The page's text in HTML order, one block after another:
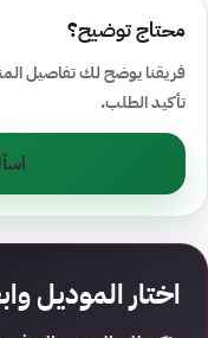
محتاج توضيح؟
فريقنا يوضح لك تفاصيل
تأكيد الطلب.
اختار الموديل